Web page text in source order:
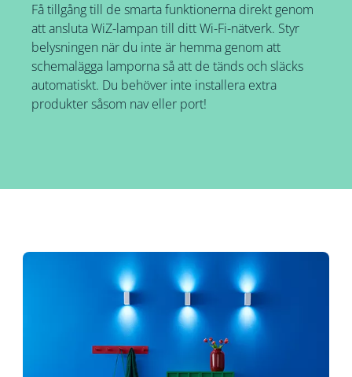
Få tillgång till de smarta funktionerna direkt genom
att ansluta WiZ-lampan till ditt Wi-Fi-nätverk. Styr
belysningen när du inte är hemma genom att
schemalägga lamporna så att de tänds och släcks
automatiskt. Du behöver inte installera extra
produkter såsom nav eller port!